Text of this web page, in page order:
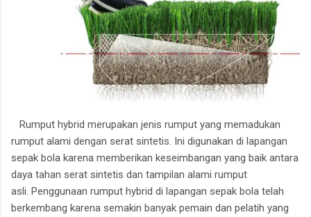
Rumput hybrid merupakan jenis rumput yang memadukan
rumput alami dengan serat sintetis. Ini digunakan di lapangan
sepak bola karena memberikan keseimbangan yang baik antara
daya tahan serat sintetis dan tampilan alami rumput
asli. Penggunaan rumput hybrid di lapangan sepak bola telah
berkembang karena semakin banyak pemain dan pelatih yang